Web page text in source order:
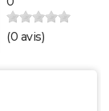
(0 avis)